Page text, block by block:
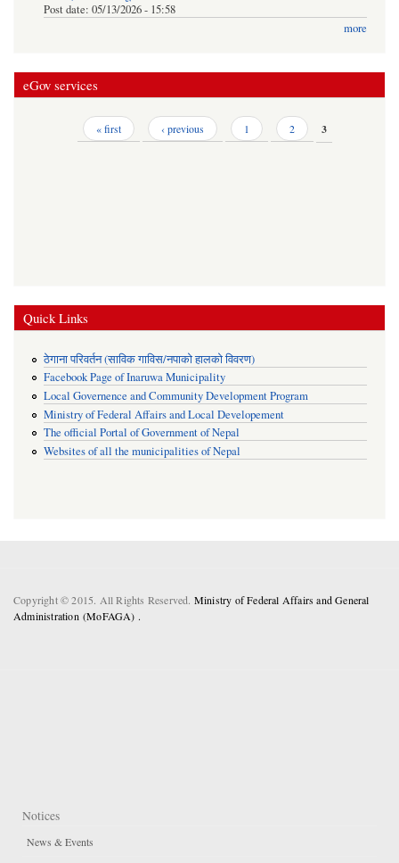
Post date: 05/13/2026 - 15:58
more
eGov services
« first ‹ previous 1 2 3
Quick Links
ठेगाना परिवर्तन (साविक गाविस/नपाको हालको विवरण)
Facebook Page of Inaruwa Municipality
Local Governence and Community Development Program
Ministry of Federal Affairs and Local Developement
The official Portal of Government of Nepal
Websites of all the municipalities of Nepal
Copyright © 2015. All Rights Reserved. Ministry of Federal Affairs and General
Administration (MoFAGA) .
Notices
News & Events